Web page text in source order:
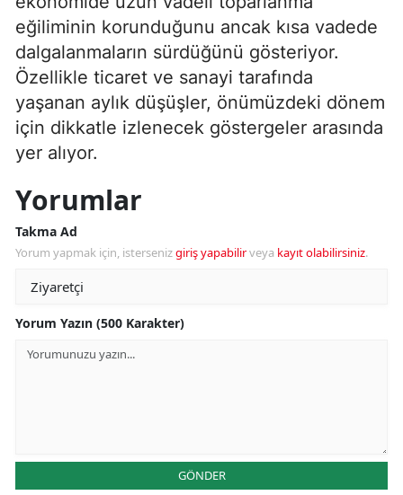
eğiliminin korunduğunu ancak kısa vadede
dalgalanmaların sürdüğünü gösteriyor.
Özellikle ticaret ve sanayi tarafında
yaşanan aylık düşüşler, önümüzdeki dönem
için dikkatle izlenecek göstergeler arasında
yer alıyor.
Yorumlar
Takma Ad
Yorum yapmak için, istersenizgiriş yapabilirveya kayıt olabilirsiniz.
Yorum Yazın (500 Karakter)
GÖNDER